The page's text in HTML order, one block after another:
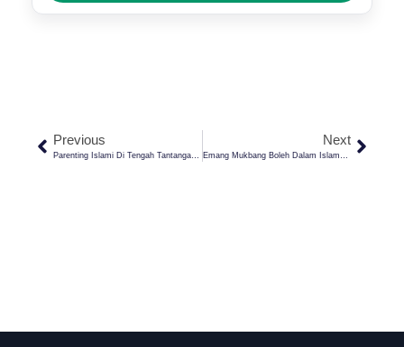
Previous
Parenting Islami Di Tengah Tantangan Ideologi Gender
Next
Emang Mukbang Boleh Dalam Islam? Cek, Ini Jawabannya!